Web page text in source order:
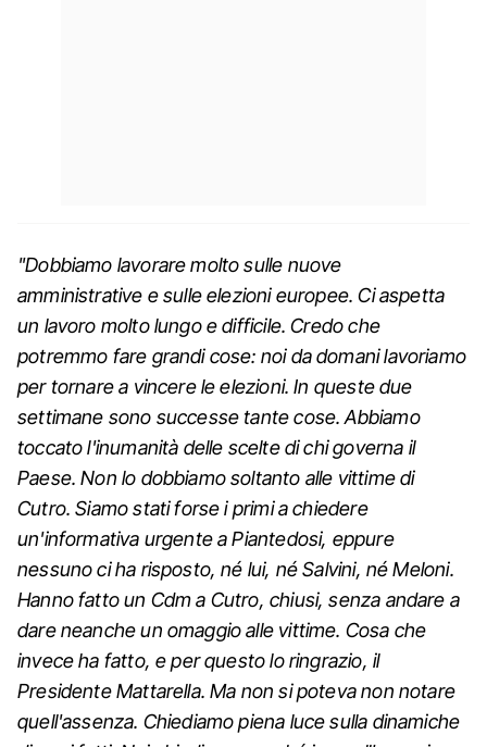
"Dobbiamo lavorare molto sulle nuove
amministrative e sulle elezioni europee. Ci aspetta
un lavoro molto lungo e difficile. Credo che
potremmo fare grandi cose: noi da domani lavoriamo
per tornare a vincere le elezioni. In queste due
settimane sono successe tante cose. Abbiamo
toccato l'inumanità delle scelte di chi governa il
Paese. Non lo dobbiamo soltanto alle vittime di
Cutro. Siamo stati forse i primi a chiedere
un'informativa urgente a Piantedosi, eppure
nessuno ci ha risposto, né lui, né Salvini, né Meloni.
Hanno fatto un Cdm a Cutro, chiusi, senza andare a
dare neanche un omaggio alle vittime. Cosa che
invece ha fatto, e per questo lo ringrazio, il
Presidente Mattarella. Ma non si poteva non notare
quell'assenza. Chiediamo piena luce sulla dinamiche